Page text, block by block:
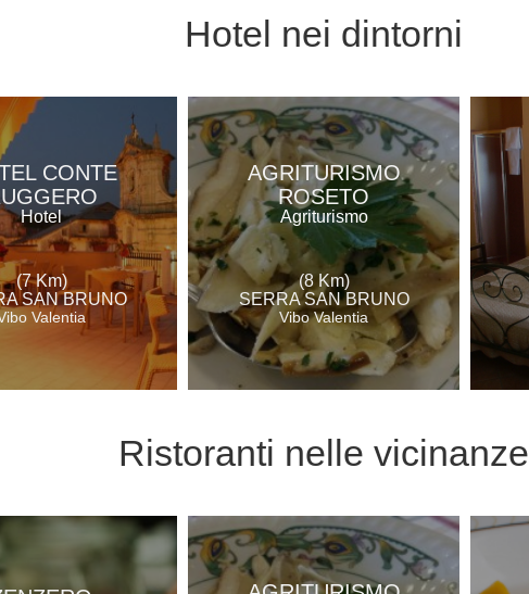
Hotel nei dintorni
CONTE
Hotel
(7 Km)
SAN BRUNO
Valentia
AGRITURISMO
ROSETO
Agriturismo
(8 Km)
SERRA SAN BRUNO
Vibo Valentia
Ristoranti nelle vicinanze